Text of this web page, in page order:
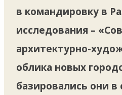
в командировку в
исследования –
архитектурно-
облика новых
базировались они в